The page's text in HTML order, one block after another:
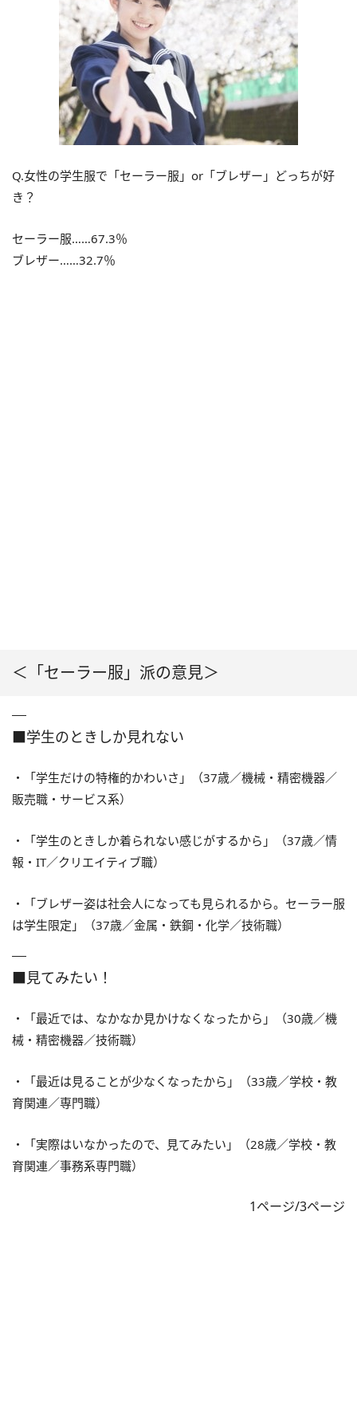
Q.女性の学生服で「セーラー服」or「ブレザー」どっちが好
き？
セーラー服……67.3％
ブレザー……32.7％
＜「セーラー服」派の意見＞
■学生のときしか見れない
・「学生だけの特権的かわいさ」（37歳／機械・精密機器／
販売職・サービス系）
・「学生のときしか着られない感じがするから」（37歳／情
報・IT／クリエイティブ職）
・「ブレザー姿は社会人になっても見られるから。セーラー服
は学生限定」（37歳／金属・鉄鋼・化学／技術職）
■見てみたい！
・「最近では、なかなか見かけなくなったから」（30歳／機
械・精密機器／技術職）
・「最近は見ることが少なくなったから」（33歳／学校・教
育関連／専門職）
・「実際はいなかったので、見てみたい」（28歳／学校・教
育関連／事務系専門職）
1ページ/3ページ